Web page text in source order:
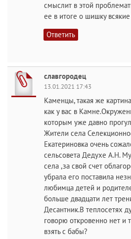
смыслит в этой
ее в итоге о шишку
Ответить
славгородец
13.01.2021 17:43
Каменцы, такая же
как у вас в
которым уже давно
Жители села
Екатериновка очень
сельсовета Дедухе А.Н.
села ,за свой счет
убрала его поставила
любимца детей и
больше двадцати лет
Десантник.В теплосетях
говорю откровенно нет и
взять с бабы?